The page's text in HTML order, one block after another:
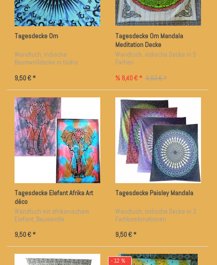
Tagesdecke Om
Wandtuch, indische
Baumwolldecke in türkis
9,50 € *
Tagesdecke Om Mandala
Meditation Decke
Wandtuch, indische Decke in 5
Farben
% 8,40 € * 9,50 € *
Tagesdecke Elefant Afrika Art
déco
Wandtuch mit afrikanischem
Elefant, Baumwolle
9,50 € *
Tagesdecke Paisley Mandala
Wandtuch, indische Decke in 3
Farbkombinationen
9,50 € *
- 12 %